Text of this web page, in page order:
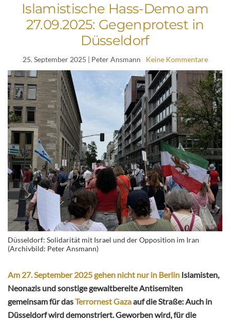
Islamistische Hass-Demo am
27.09.2025: Gegenprotest in
Düsseldorf
25. September 2025 | Peter Ansmann Keine Kommentare
Düsseldorf: Solidarität mit Israel und der Opposition im Iran
(Archivbild: Peter Ansmann)
Am 27. September 2025 gehen nicht nur in Berlin Islamisten,
Neonazis und sonstige gewaltbereite Antisemiten
gemeinsam für dasTerrornest Gazaauf die Straße: Auch in
Düsseldorf wird demonstriert. Geworben wird, für die